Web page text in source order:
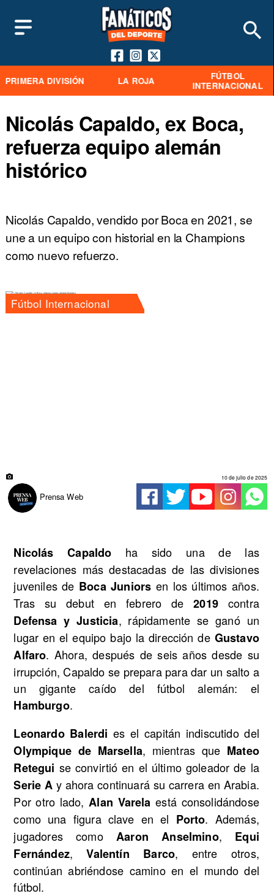
PRIMERA DIVISIÓN LA ROJA
FÚTBOL
INTERNACIONAL
Nicolás Capaldo, ex Boca,
refuerza equipo alemán
histórico
Nicolás Capaldo, vendido por Boca en 2021, se
une a un equipo con historial en la Champions
como nuevo refuerzo.
Fútbol Internacional
Prensa Web
10 de julio de 2025
Nicolás Capaldo ha sido una de las
revelaciones más destacadas de las divisiones
juveniles de Boca Juniors en los últimos años.
Tras su debut en febrero de2019 contra
Defensa y Justicia, rápidamente se ganó un
lugar en el equipo bajo la dirección de Gustavo
Alfaro. Ahora, después de seis años desde su
irrupción, Capaldo se prepara para dar un salto a
un gigante caído del fútbol alemán: el
Hamburgo.
Leonardo Balerdi es el capitán indiscutido del
Olympique de Marsella, mientras que Mateo
Retegui se convirtió en el último goleador de la
Serie A y ahora continuará su carrera en Arabia.
Por otro lado, Alan Varela está consolidándose
como una figura clave en el Porto. Además,
jugadores como Aaron Anselmino, Equi
Fernández,Valentín Barco, entre otros,
continúan abriéndose camino en el mundo del
fútbol.